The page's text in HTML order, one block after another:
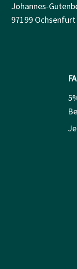
Johannes-
97199 Ochsenfurt